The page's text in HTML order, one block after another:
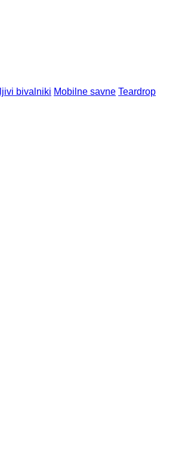
bivalniki Mobilne savne Teardrop